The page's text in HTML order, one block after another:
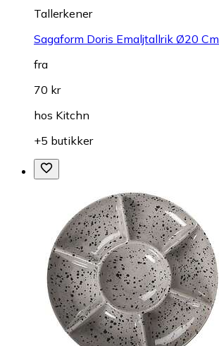
Tallerkener
Sagaform Doris Emaljtallrik Ø20 Cm
fra
70 kr
hos Kitchn
+5 butikker